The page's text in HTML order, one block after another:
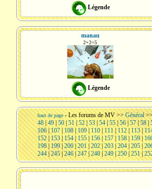
Légende
manau
2+2=5
Légende
haut de page- Les forums de MV>> Général>>
48|49|50|51|52| 53|54|55|56|57|58|
106| 107| 108| 109| 110| 111|112| 113|
152| 153| 154| 155|156| 157| 158| 159|
198| 199| 200| 201| 202| 203| 204| 205|
244| 245|246|247|248| 249| 250| 251|